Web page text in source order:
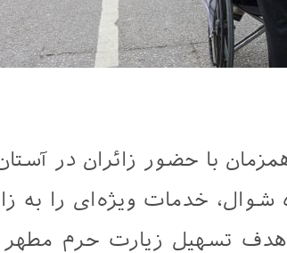
با حضور زائران در
خدمات ویژه‌ای را به
هدف تسهیل زیارت حرم